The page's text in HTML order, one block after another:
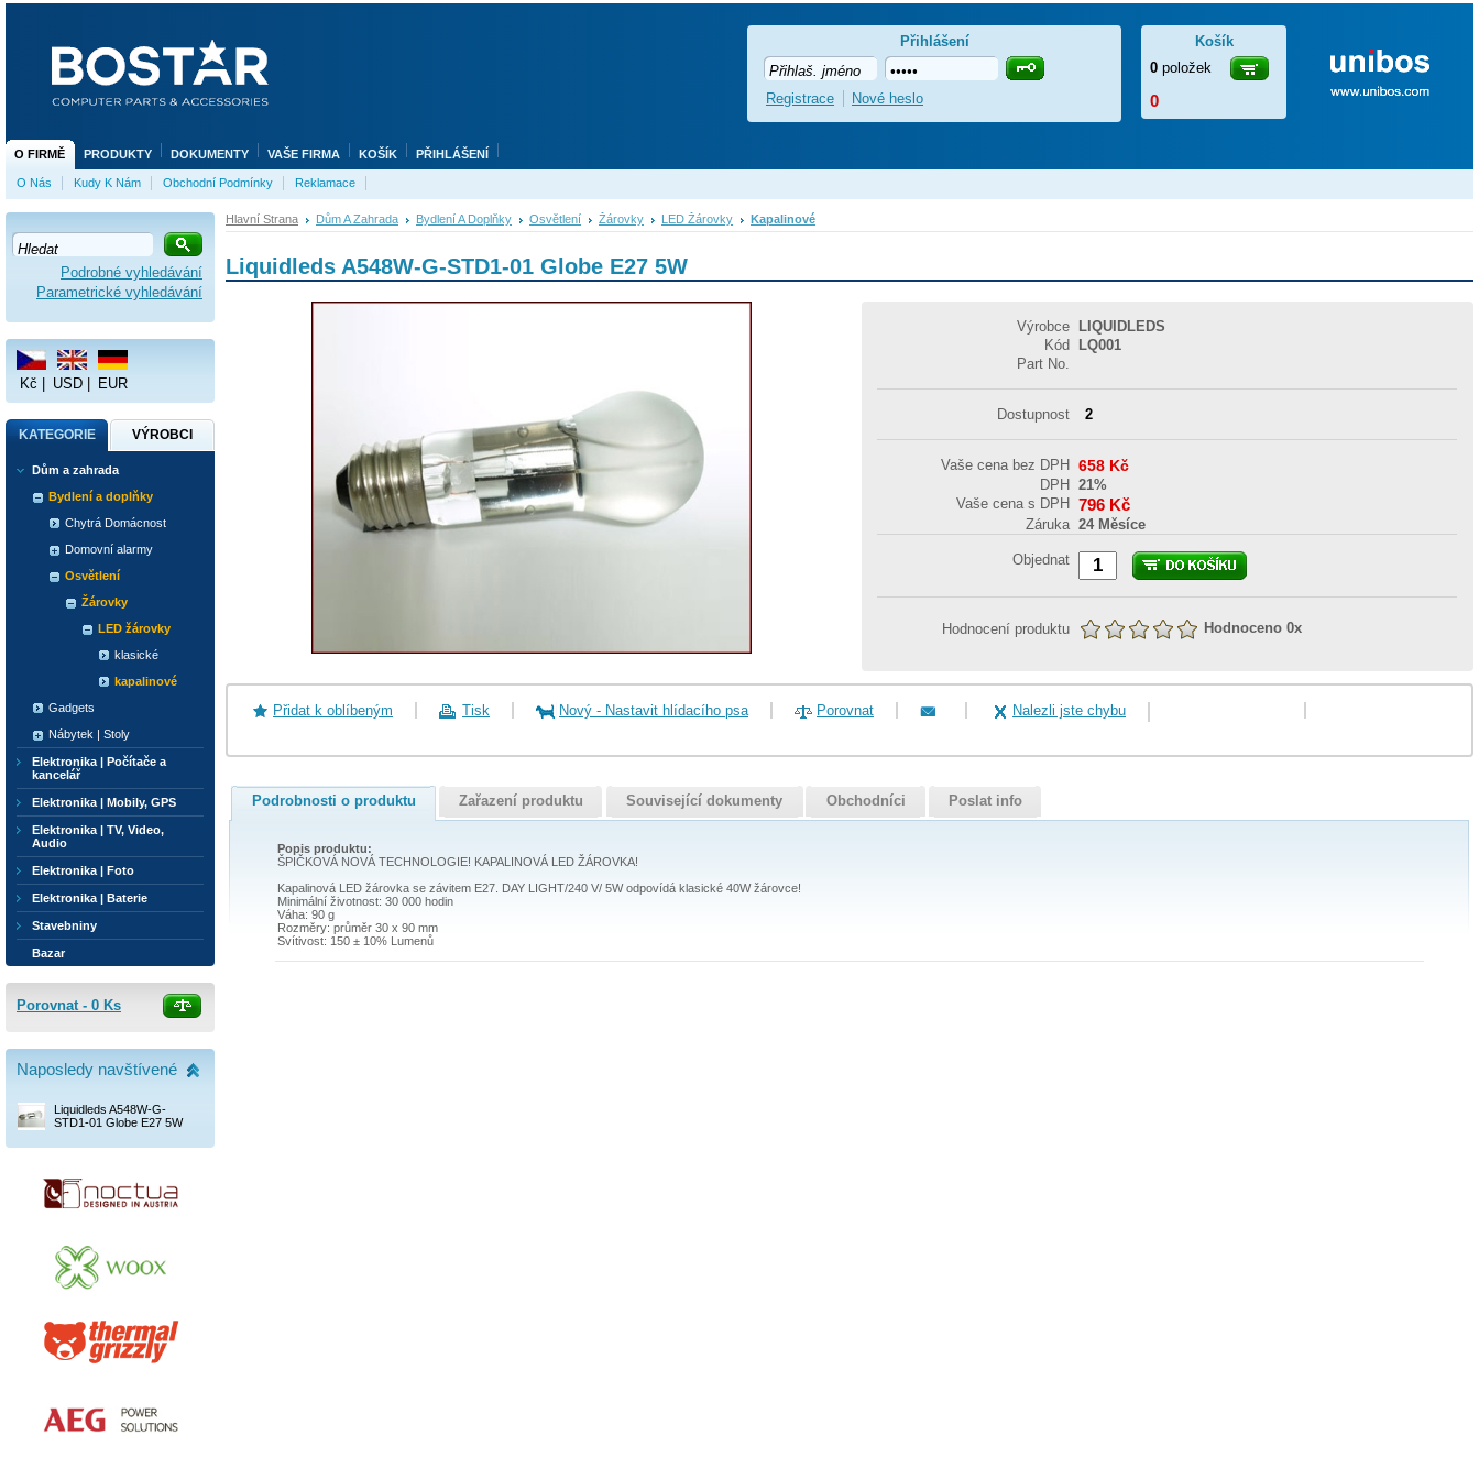
Hlavní Strana Dům A Zahrada Bydlení A Doplňky Osvětlení Žárovky LED Žárovky Kapalinové
Liquidleds A548W-G-STD1-01 Globe E27 5W
Výrobce
LIQUIDLEDS
Kód
LQ001
Part No.
Dostupnost 2
Vaše cena bez DPH 658 Kč
DPH
21%
Vaše cena s DPH
796 Kč
Záruka 24 Měsíce
Objednat
Hodnocení produktu Hodnoceno 0x
Přidat k oblíbeným Tisk Nový - Nastavit hlídacího psa Porovnat Nalezli jste chybu
Podrobnosti o produktu Zařazení produktu Související dokumenty Obchodníci Poslat info
Popis produktu:
ŠPIČKOVÁ NOVÁ TECHNOLOGIE! KAPALINOVÁ LED ŽÁROVKA!
Kapalinová LED žárovka se závitem E27. DAY LIGHT/240 V/ 5W odpovídá klasické 40W žárovce!
Minimální životnost: 30 000 hodin
Váha: 90 g
Rozměry: průměr 30 x 90 mm
Svítivost: 150 ± 10% Lumenů
Podrobné vyhledávání
Parametrické vyhledávání
Kč USD EUR
KATEGORIE VÝROBCI
Dům a zahrada
Bydlení a doplňky
Chytrá Domácnost
Domovní alarmy
Osvětlení
Žárovky
LED žárovky
klasické
kapalinové
Gadgets
Nábytek | Stoly
Elektronika | Počítače a
kancelář
Elektronika | Mobily, GPS
Elektronika | TV, Video,
Audio
Elektronika | Foto
Elektronika | Baterie
Stavebniny
Bazar
Porovnat - 0 Ks
Naposledy navštívené
Liquidleds A548W-G-
STD1-01 Globe E27 5W
O FIRMĚ PRODUKTY DOKUMENTY VAŠE FIRMA KOŠÍK PŘIHLÁŠENÍ
O Nás Kudy K Nám Obchodní Podmínky Reklamace
Košík
0 položek
0
Přihlášení
Registrace Nové heslo